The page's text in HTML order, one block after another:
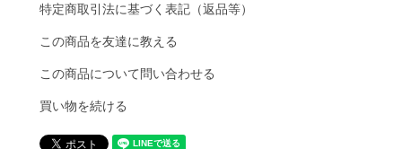
特定商取引法に基づく表記（返品等）
この商品を友達に教える
この商品について問い合わせる
買い物を続ける